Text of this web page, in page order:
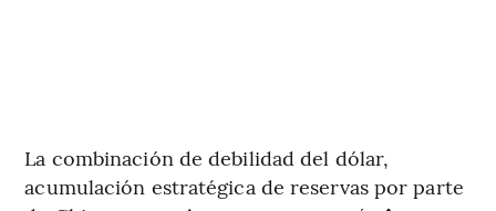
La combinación de debilidad del dólar,
acumulación estratégica de reservas por parte